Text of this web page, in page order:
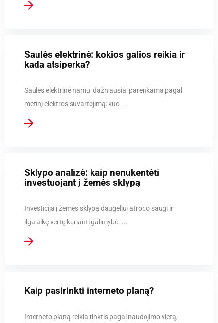
Saulės elektrinė: kokios galios reikia ir
kada atsiperka?
Saulės elektrinė namui dažniausiai parenkama pagal
metinį elektros suvartojimą: kuo ...
Sklypo analizė: kaip nenukentėti
investuojant į žemės sklypą
Investicija į žemės sklypą daugeliui atrodo saugi ir
ilgalaikę vertę kurianti galimybė. ...
Kaip pasirinkti interneto planą?
Interneto planą reikia rinktis pagal naudojimo vietą,